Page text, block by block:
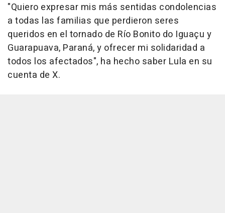
"Quiero expresar mis más sentidas condolencias
a todas las familias que perdieron seres
queridos en el tornado de Río Bonito do Iguaçu y
Guarapuava, Paraná, y ofrecer mi solidaridad a
todos los afectados", ha hecho saber Lula en su
cuenta de X.